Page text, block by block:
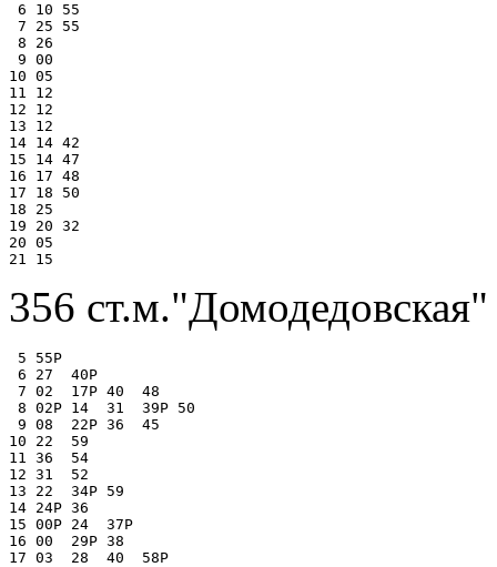
6 10 55
7 25 55
8 26
9 00
10 05
11 12
12 12
13 12
14 14 42
15 14 47
16 17 48
17 18 50
18 25
19 20 32
20 05
356 ст.м."Домодедовская"
5 55Р
6 27  40Р
7 02  17Р 40  48
8 02Р 14  31  39Р 50
9 08  22Р 36  45
10 22  59
11 36  54
12 31  52
13 22  34Р 59
14 24Р 36
15 00Р 24  37Р
16 00  29Р 38
17 03  28  40  58Р